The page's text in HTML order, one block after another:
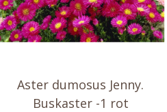
Aster dumosus Jenny.
Buskaster -1 rot